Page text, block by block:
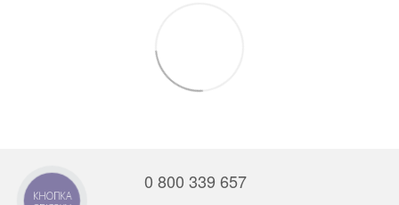
0 800 339 657
КНОПКА